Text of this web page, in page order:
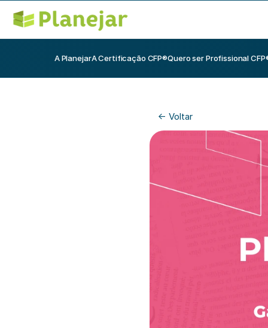
A PlanejarA Certificação CFP®Quero ser Profissional
<- Voltar